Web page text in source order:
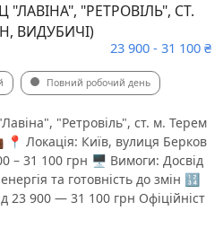
"РЕТРОВІЛЬ", СТ.
ВИДУБИЧІ)
23 900 - 31 100 ₴
Повний робочий день
"Ретровіль", ст. м. Терем
Локація: Київ, вулиця Берков
– 31 100 грн 🖥 Вимоги: Досвід
та готовність до змін 🔢
23 900 — 31 100 грн Офіційніст